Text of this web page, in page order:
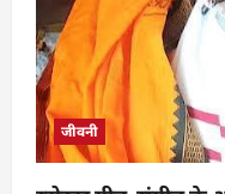
जीवनी